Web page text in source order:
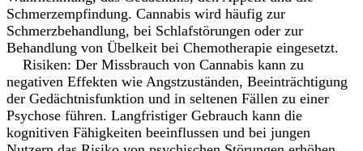
Schmerzempfindung. Cannabis wird häufig zur
Schmerzbehandlung, bei Schlafstörungen oder zur
Behandlung von Übelkeit bei Chemotherapie eingesetzt.
Risiken: Der Missbrauch von Cannabis kann zu
negativen Effekten wie Angstzuständen, Beeinträchtigung
der Gedächtnisfunktion und in seltenen Fällen zu einer
Psychose führen. Langfristiger Gebrauch kann die
kognitiven Fähigkeiten beeinflussen und bei jungen